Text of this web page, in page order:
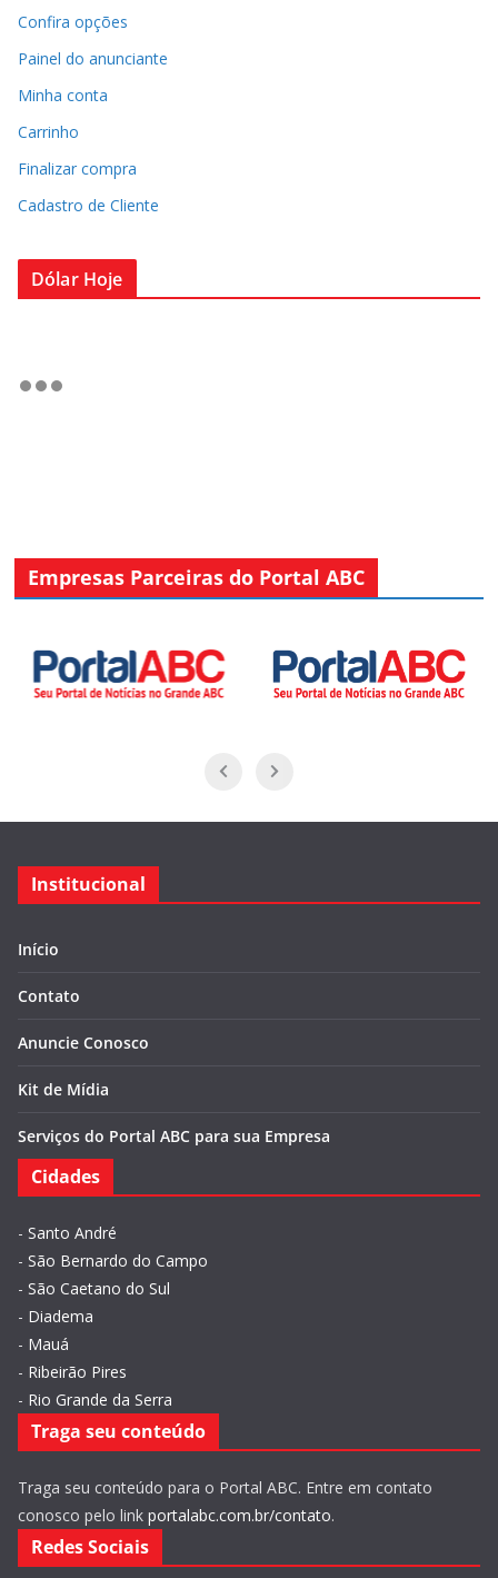
Confira opções
Painel do anunciante
Minha conta
Carrinho
Finalizar compra
Cadastro de Cliente
Dólar Hoje
Empresas Parceiras do Portal ABC
Institucional
Início
Contato
Anuncie Conosco
Kit de Mídia
Serviços do Portal ABC para sua Empresa
Cidades
- Santo André
- São Bernardo do Campo
- São Caetano do Sul
- Diadema
- Mauá
- Ribeirão Pires
- Rio Grande da Serra
Traga seu conteúdo
Traga seu conteúdo para o Portal ABC. Entre em contato
conosco pelo link portalabc.com.br/contato.
Redes Sociais